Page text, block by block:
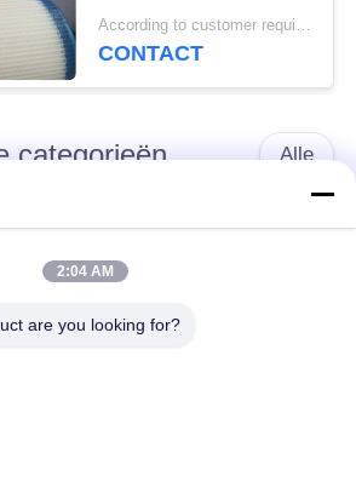
polyester
filtergaasband,
According to customer requirements MOQ:1 meter
CONTACT
categorieën Alle
netwerkriem
2:04 AM
are you looking for?